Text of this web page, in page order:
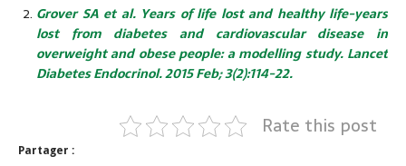
Grover SA et al. Years of life lost and healthy life-years
lost from diabetes and cardiovascular disease in
overweight and obese people: a modelling study. Lancet
Diabetes Endocrinol. 2015 Feb; 3(2):114-22.
Rate this post
Partager :